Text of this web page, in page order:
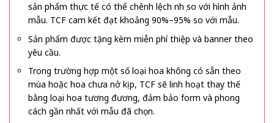
sản phẩm thực tế có thể chênh lệch nhẹ so với hình ảnh
mẫu. TCF cam kết đạt khoảng 90%–95% so với mẫu.
Sản phẩm được tặng kèm miễn phí thiệp và banner theo
yêu cầu.
Trong trường hợp một số loại hoa không có sẵn theo
mùa hoặc hoa chưa nở kịp, TCF sẽ linh hoạt thay thế
bằng loại hoa tương đương, đảm bảo form và phong
cách gần nhất với mẫu đã chọn.